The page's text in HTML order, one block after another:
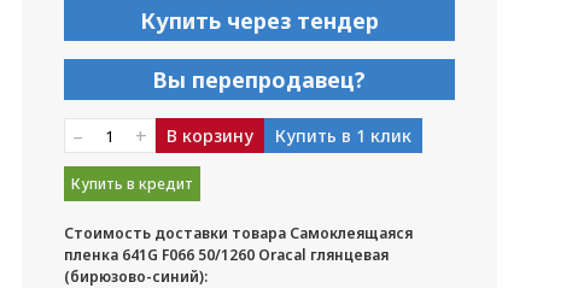
Купить через тендер
Вы перепродавец?
– + В корзину Купить в 1 клик
Купить в кредит
Стоимость доставки товара Самоклеящаяся
пленка 641G F066 50/1260 Oracal глянцевая
(бирюзово-синий):